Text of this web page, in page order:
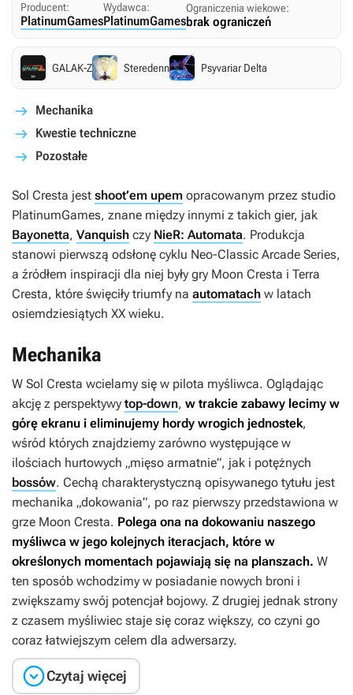
Producent:
PlatinumGames
Wydawca:
PlatinumGames
Ograniczenia wiekowe:
brak ograniczeń
GALAK-Z Steredenn Psyvariar Delta
Mechanika
Kwestie techniczne
Pozostałe
Sol Cresta jest shoot’em upem opracowanym przez studio
PlatinumGames, znane między innymi z takich gier, jak
Bayonetta, Vanquish czy NieR: Automata. Produkcja
stanowi pierwszą odsłonę cyklu Neo-Classic Arcade Series,
a źródłem inspiracji dla niej były gry Moon Cresta i Terra
Cresta, które święciły triumfy na automatach w latach
osiemdziesiątych XX wieku.
Mechanika
W Sol Cresta wcielamy się w pilota myśliwca. Oglądając
akcję z perspektywy top-down, w trakcie zabawy lecimy w
górę ekranu i eliminujemy hordy wrogich jednostek,
wśród których znajdziemy zarówno występujące w
ilościach hurtowych „mięso armatnie”, jak i potężnych
bossów. Cechą charakterystyczną opisywanego tytułu jest
mechanika „dokowania”, po raz pierwszy przedstawiona w
grze Moon Cresta. Polega ona na dokowaniu naszego
myśliwca w jego kolejnych iteracjach, które w
określonych momentach pojawiają się na planszach. W
ten sposób wchodzimy w posiadanie nowych broni i
zwiększamy swój potencjał bojowy. Z drugiej jednak strony
z czasem myśliwiec staje się coraz większy, co czyni go
coraz łatwiejszym celem dla adwersarzy.
Czytaj więcej